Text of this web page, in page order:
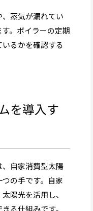
蒸気が漏れてい
。ボイラーの定期
るかを確認する
を導入す
自家消費型太陽
の手です。自家
陽光を活用し、
る仕組みです。